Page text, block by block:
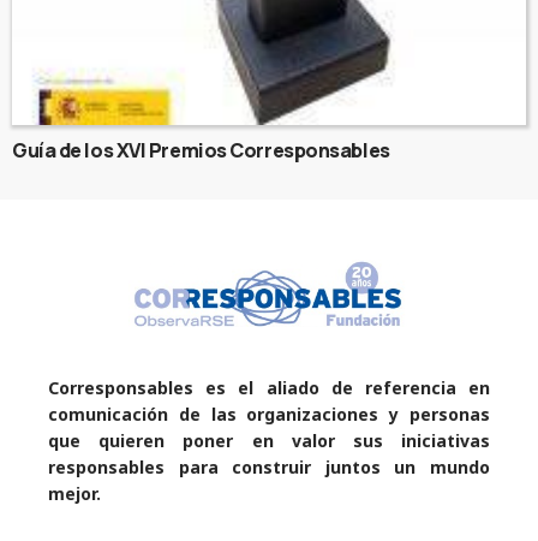
Guía de los XVI Premios Corresponsables
Corresponsables es el aliado de referencia en
comunicación de las organizaciones y personas
que quieren poner en valor sus iniciativas
responsables para construir juntos un mundo
mejor.